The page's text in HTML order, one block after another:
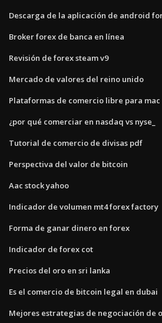
Descarga de la aplicación de android
Broker forex de banca en línea
Revisión de forex steam v9
Mercado de valores del reino unido
Plataformas de comercio libre para mac
¿por qué comerciar en nasdaq vs nyse_
Tutorial de comercio de divisas pdf
Perspectiva del valor de bitcoin
Aac stock yahoo
Indicador de volumen mt4 forex factory
Forma de ganar dinero en forex
Indicador de forex cot
Precios del oro en sri lanka
Es el comercio de bitcoin legal en dubai
Mejores estrategias de negociación de